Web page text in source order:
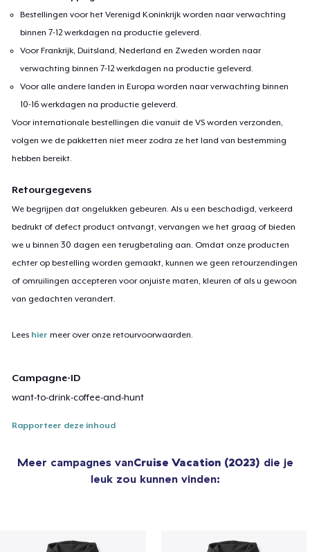
Bestellingen voor het Verenigd Koninkrijk worden naar verwachting
binnen 7-12 werkdagen na productie geleverd.
Voor Frankrijk, Duitsland, Nederland en Zweden worden naar
verwachting binnen 7-12 werkdagen na productie geleverd.
Voor alle andere landen in Europa worden naar verwachting binnen
10-16 werkdagen na productie geleverd.
Voor internationale bestellingen die vanuit de VS worden verzonden,
volgen we de pakketten niet meer zodra ze het land van bestemming
hebben bereikt.
Retourgegevens
We begrijpen dat ongelukken gebeuren. Als u een beschadigd, verkeerd
bedrukt of defect product ontvangt, vervangen we het graag of bieden
we u binnen 30 dagen een terugbetaling aan. Omdat onze producten
echter op bestelling worden gemaakt, kunnen we geen retourzendingen
of omruilingen accepteren voor onjuiste maten, kleuren of als u gewoon
van gedachten verandert.
Lees hier meer over onze retourvoorwaarden.
Campagne-ID
want-to-drink-coffee-and-hunt
Rapporteer deze inhoud
Meer campagnes vanCruise Vacation (2023) die je
leuk zou kunnen vinden: